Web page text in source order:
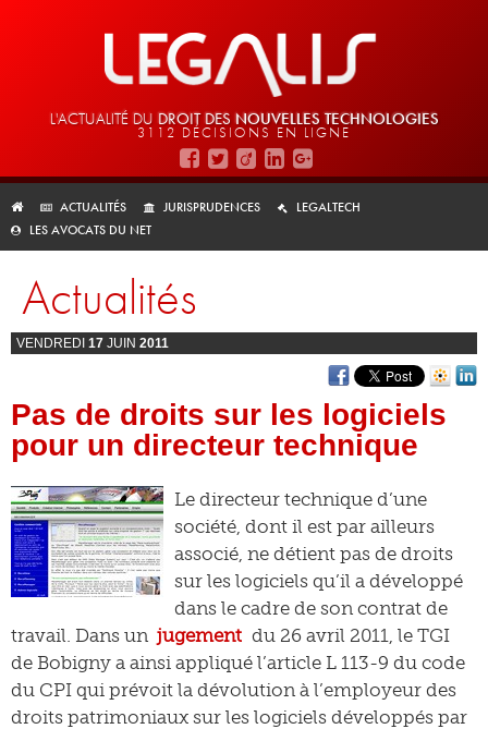
L'ACTUALITÉ DU DROIT DES NOUVELLES TECHNOLOGIES
3112 DÉCISIONS EN LIGNE
ACTUALITÉS JURISPRUDENCES
LEGALTECH
LES AVOCATS DU NET
Actualités
VENDREDI 17 JUIN 2011
Pas de droits sur les logiciels
pour un directeur technique
Le directeur technique d’une
société, dont il est par ailleurs
associé, ne détient pas de droits
sur les logiciels qu’il a développé
dans le cadre de son contrat de
travail. Dans un jugement du 26 avril 2011, le TGI
de Bobigny a ainsi appliqué l’article L 113-9 du code
du CPI qui prévoit la dévolution à l’employeur des
droits patrimoniaux sur les logiciels développés par